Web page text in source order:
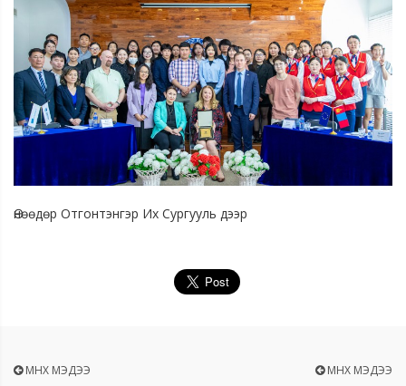
Өнөөдөр Отгонтэнгэр Их Сургууль дээр
ӨМНӨХ МЭДЭЭ
ӨМНӨХ МЭДЭЭ